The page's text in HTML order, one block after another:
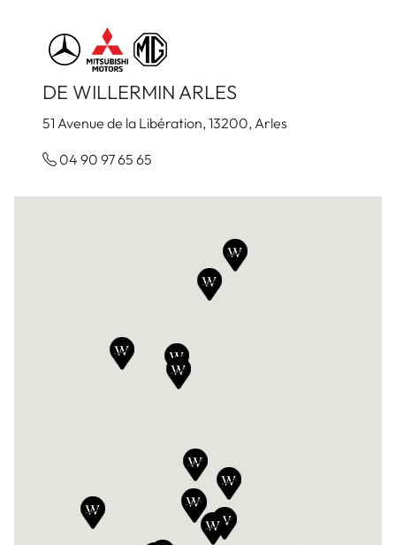
DE WILLERMIN ARLES
51 Avenue de la Libération, 13200, Arles
04 90 97 65 65
DE WILLERMIN AUBENAS
5 Rue de la Garenche, 07200, Aubenas
Voir la concession